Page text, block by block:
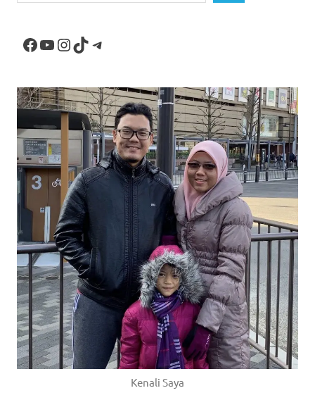
Facebook
YouTube
Instagram
TikTokTelegram
Kenali Saya